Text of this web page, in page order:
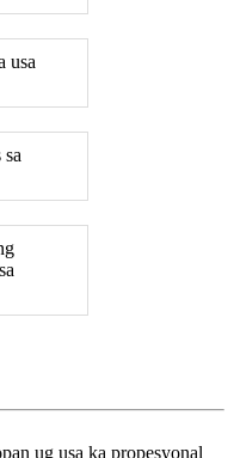
usa
ug usa ka propesyonal